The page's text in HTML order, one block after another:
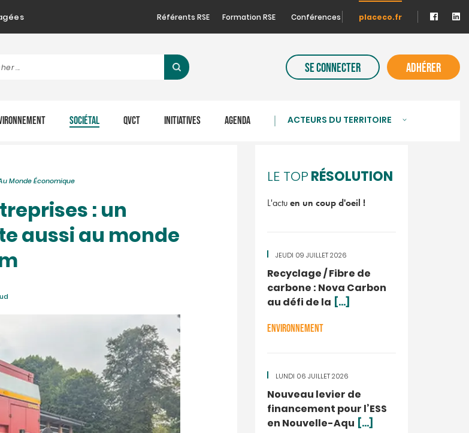
Référents RSE Formation RSE Conférences placeco.fr
SE CONNECTER ADHÉRER
SOCIÉTAL QVCT INITIATIVES AGENDA ACTEURS DU TERRITOIRE
Monde Économique
: un
aussi au monde
LE TOPRÉSOLUTION
L'actu en un coup d'oeil !
JEUDI 09 JUILLET 2026
Recyclage / Fibre de
carbone : Nova Carbon
au défi de la [...]
ENVIRONNEMENT
LUNDI 06 JUILLET 2026
Nouveau levier de
financement pour l’ESS
en Nouvelle-Aqu [...]